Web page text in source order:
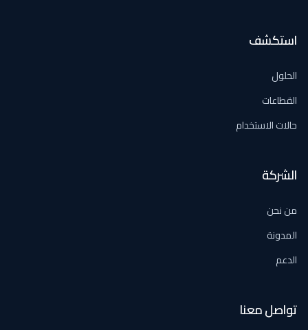
استكشف
الحلول
القطاعات
حالات الاستخدام
الشركة
من نحن
المدونة
الدعم
تواصل معنا